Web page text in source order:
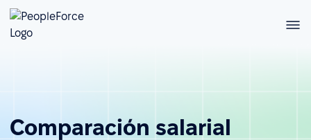
Comparación salarial